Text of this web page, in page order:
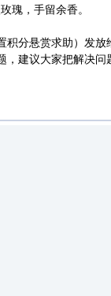
瑰，手留余香。
积分悬赏求助）发放
建议大家把解决